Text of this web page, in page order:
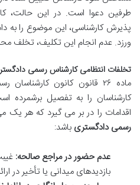
طرفین دعوا است. در این حالت،
پذیرش کارشناسی، این موضوع را به
ورزد. عدم انجام این تکلیف، تخلف
تخلفات انتظامی کارشناس رسمی
ماده ۲۶ قانون کانون
کارشناسان را به تفصیل برشمرده
اقدامات را در بر می گیرد که هر یک
رسمی دادگستری باشد:
عدم حضور در مراجع صالحه:
بازدیدهای میدانی یا تأخیر در